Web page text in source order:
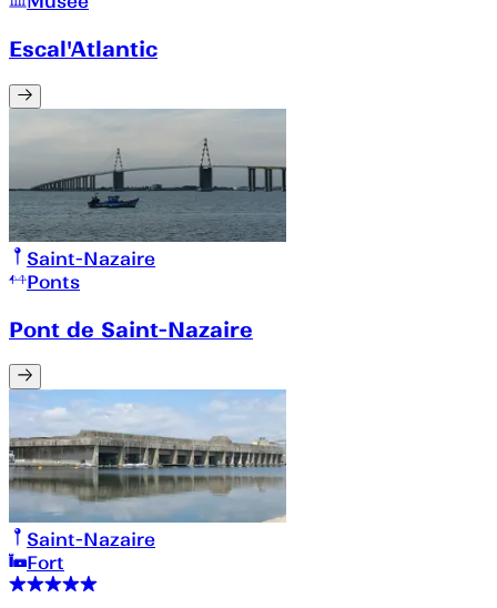
Escal'Atlantic
Saint-Nazaire
Ponts
Pont de Saint-Nazaire
Saint-Nazaire
Fort